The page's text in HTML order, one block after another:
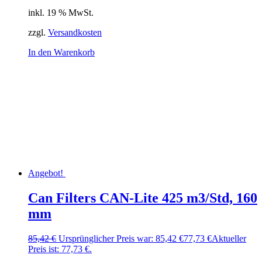
inkl. 19 % MwSt.
zzgl. Versandkosten
In den Warenkorb
Angebot!
Can Filters CAN-Lite 425 m3/Std, 160
mm
85,42€ Ursprünglicher Preis war: 85,42 €77,73 €Aktueller
Preis ist: 77,73 €.